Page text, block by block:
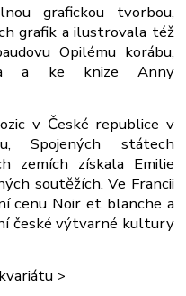
grafickou tvorbou,
grafik a ilustrovala též
Opilému korábu,
a ke knize Anny
v České republice v
Spojených státech
zemích získala Emilie
soutěžích. Ve Francii
cenu Noir et blanche a
české výtvarné kultury
>